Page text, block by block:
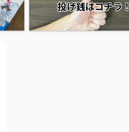
投げ銭はコチラ！